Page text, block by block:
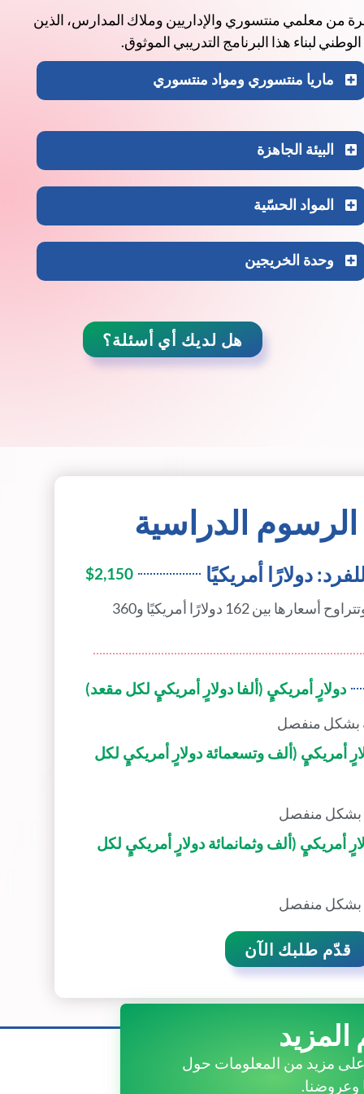
من معلمي منتسوري والإداريين وملاك المدارس، الذين
لبناء هذا البرنامج التدريبي الموثوق.
ماريا منتسوري ومواد منتسوري
البيئة الجاهزة
المواد الحسّية
وحدة الخريجين
هل لديك أي أسئلة؟
الدراسية
دولارًا أمريكيًا $2,150
تباع الأدلة بشكل منفصل وتتراوح أسعارها بين 162 دولارًا أمريكيًا و360
دولارٍ أمريكيٍ (ألفا دولارٍ أمريكيٍ لكل مقعد)
دولارٍ أمريكيٍ (ألف وتسعمائة دولارٍ أمريكيٍ لكل
دولارٍ أمريكيٍ (ألف وثمانمائة دولارٍ أمريكيٍ لكل
قدّم طلبك الآن
المزيد
مزيد من المعلومات حول
وعروضنا.